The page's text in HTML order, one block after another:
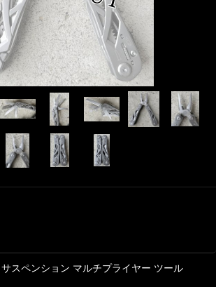
サスペンション マルチプライヤー ツール